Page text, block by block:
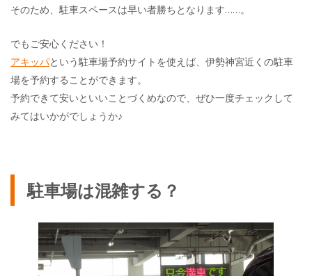
そのため、駐車スペースは早い者勝ちとなります……。
でもご安心ください！
アキッパという駐車場予約サイトを使えば、伊勢神宮近くの駐車
場を予約することができます。
予約できて安いといいことづくめなので、ぜひ一度チェックして
みてはいかがでしょうか♪
駐車場は混雑する？